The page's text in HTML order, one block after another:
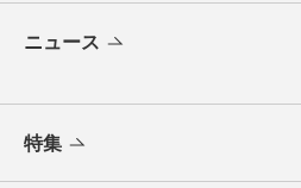
ニュース
特集